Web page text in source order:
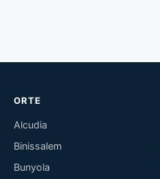
ORTE
Alcudia
Binissalem
Bunyola